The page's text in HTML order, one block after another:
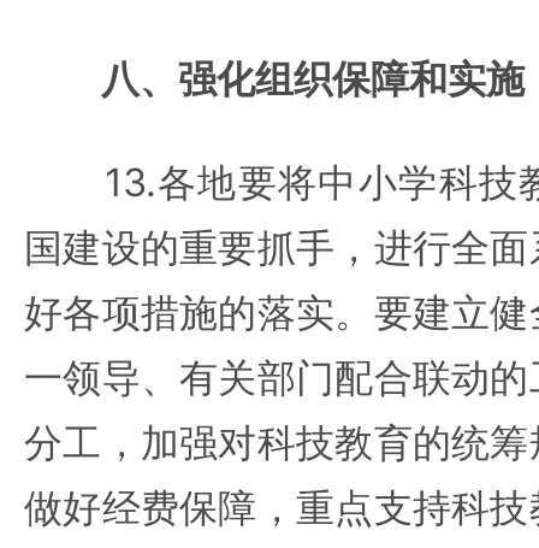
八、强化组织保障和实施
13.各地要将中小学科技
国建设的重要抓手，进行全
好各项措施的落实。要建立
一领导、有关部门配合联动
分工，加强对科技教育的统
做好经费保障，重点支持科